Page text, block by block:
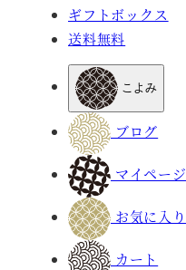
ギフトボックス
送料無料
こよみ
ブログ
マイページ
お気に入り
カート